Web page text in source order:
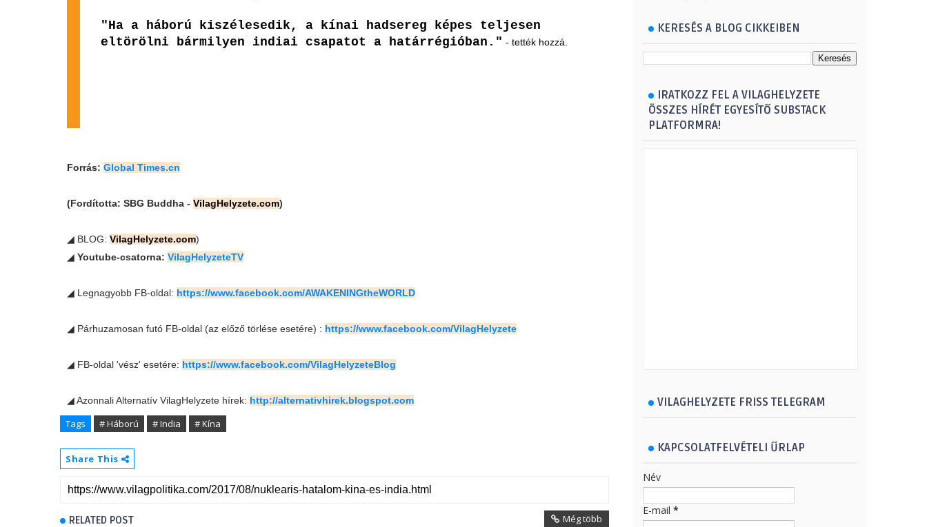
"Ha a háború kiszélesedik, a kínai hadsereg képes teljesen
eltörölni bármilyen indiai csapatot a határrégióban." - tették hozzá.
Forrás: Global Times.cn
(Fordította: SBG Buddha - VilagHelyzete.com)
◢ BLOG: VilagHelyzete.com)
◢ Youtube-csatorna: VilagHelyzeteTV
◢ Legnagyobb FB-oldal: https://www.facebook.com/AWAKENINGtheWORLD
◢ Párhuzamosan futó FB-oldal (az előző törlése esetére) : https://www.facebook.com/VilagHelyzete
◢ FB-oldal 'vész' esetére: https://www.facebook.com/VilagHelyzeteBlog
◢ Azonnali Alternatív VilagHelyzete hírek: http://alternativhirek.blogspot.com
Tags # Háború # India # Kína
Share This
RELATED POST Még több
KERESÉS A BLOG CIKKEIBEN
IRATKOZZ FEL A VILAGHELYZETE
ÖSSZES HÍRÉT EGYESÍTŐ SUBSTACK
PLATFORMRA!
VILAGHELYZETE FRISS TELEGRAM
KAPCSOLATFELVÉTELI ŰRLAP
Név
E-mail *